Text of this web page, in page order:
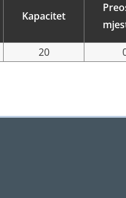
Kapacitet
20